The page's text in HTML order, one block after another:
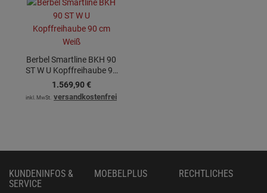
Berbel Smartline BKH 90
ST W U Kopffreihaube 90
cm Weiß
1.569,90 €
inkl. MwSt. versandkostenfrei
KUNDENINFOS &
SERVICE
MOEBELPLUS RECHTLICHES